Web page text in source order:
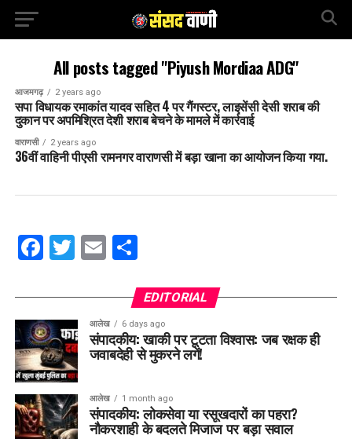
All posts tagged "Piyush Mordiaa ADG"
आजमगढ़ 2 years ago
सपा विधायक रमाकांत यादव सहित 4 पर गैंगस्टर, लाइसेंसी देसी शराब की
दुकान पर अपमिश्रित देशी शराब बेचने के मामले में कार्रवाई
वाराणसी 2 years ago
36वीं वाहिनी पीएसी रामनगर वाराणसी में बड़ा खाना का आयोजन किया गया.
Facebook
Twitter
EmailShare
EDITORIAL
आलेख 6 days ago
संपादकीय: खाकी पर टूटता विश्वास: जब रक्षक ही
जवाबदेही से मुकरने लगें!
आलेख 1 month ago
संपादकीय: लोकसेवा या रसूखदारों का पहरा?
नौकरशाही के बदलते मिजाज पर बड़ा सवाल